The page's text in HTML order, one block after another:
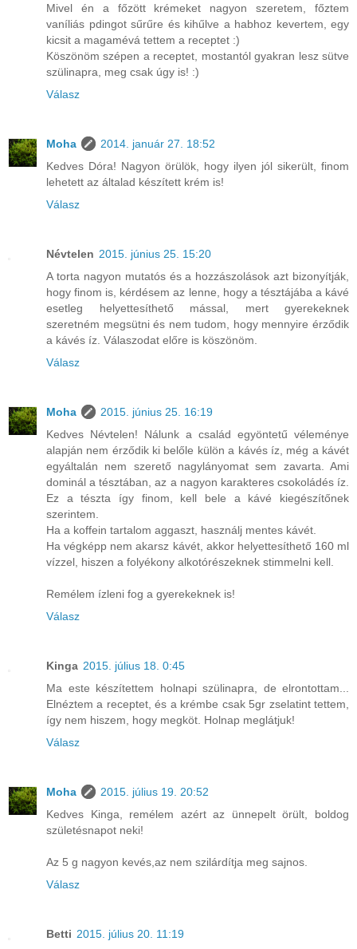
Mivel én a főzött krémeket nagyon szeretem, főztem
vaníliás pdingot sűrűre és kihűlve a habhoz kevertem, egy
kicsit a magamévá tettem a receptet :)
Köszönöm szépen a receptet, mostantól gyakran lesz sütve
szülinapra, meg csak úgy is! :)
Válasz
Moha
2014. január 27. 18:52
Kedves Dóra! Nagyon örülök, hogy ilyen jól sikerült, finom
lehetett az általad készített krém is!
Válasz
Névtelen 2015. június 25. 15:20
A torta nagyon mutatós és a hozzászolások azt bizonyítják,
hogy finom is, kérdésem az lenne, hogy a tésztájába a kávé
esetleg helyettesíthető mással, mert gyerekeknek
szeretném megsütni és nem tudom, hogy mennyire érződik
a kávés íz. Válaszodat előre is köszönöm.
Válasz
Moha
2015. június 25. 16:19
Kedves Névtelen! Nálunk a család egyöntetű véleménye
alapján nem érződik ki belőle külön a kávés íz, még a kávét
egyáltalán nem szerető nagylányomat sem zavarta. Ami
dominál a tésztában, az a nagyon karakteres csokoládés íz.
Ez a tészta így finom, kell bele a kávé kiegészítőnek
szerintem.
Ha a koffein tartalom aggaszt, használj mentes kávét.
Ha végképp nem akarsz kávét, akkor helyettesíthető 160 ml
vízzel, hiszen a folyékony alkotórészeknek stimmelni kell.
Remélem ízleni fog a gyerekeknek is!
Válasz
Kinga 2015. július 18. 0:45
Ma este készítettem holnapi szülinapra, de elrontottam...
Elnéztem a receptet, és a krémbe csak 5gr zselatint tettem,
így nem hiszem, hogy megköt. Holnap meglátjuk!
Válasz
Moha
2015. július 19. 20:52
Kedves Kinga, remélem azért az ünnepelt örült, boldog
születésnapot neki!
Az 5 g nagyon kevés,az nem szilárdítja meg sajnos.
Válasz
Betti 2015. július 20. 11:19